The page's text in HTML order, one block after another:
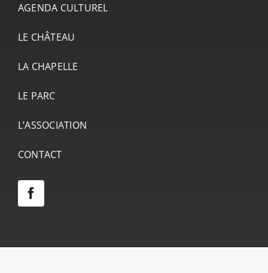
AGENDA CULTUREL
LE CHÂTEAU
LA CHAPELLE
LE PARC
L’ASSOCIATION
CONTACT